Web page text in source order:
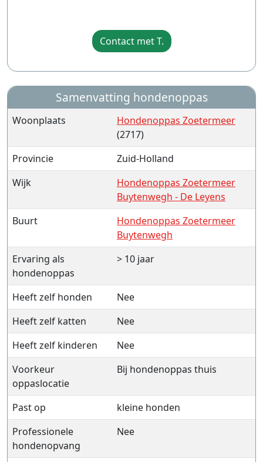
Contact met T.
Samenvatting hondenoppas
Woonplaats
Hondenoppas Zoetermeer
(2717)
Provincie
Zuid-Holland
Wijk
Hondenoppas Zoetermeer
Buytenwegh - De Leyens
Buurt
Hondenoppas Zoetermeer
Buytenwegh
Ervaring als
hondenoppas
> 10 jaar
Heeft zelf honden
Nee
Heeft zelf katten
Nee
Heeft zelf kinderen
Nee
Voorkeur
oppaslocatie
Bij hondenoppas thuis
Past op
kleine honden
Professionele
hondenopvang
Nee